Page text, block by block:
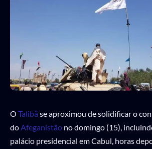
O Talibã se aproximou de solidificar o
doAfeganistão no domingo (15),
palácio presidencial em Cabul, horas